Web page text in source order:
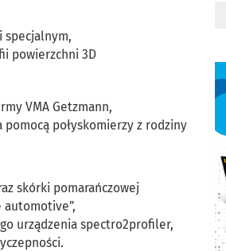
specjalnym,
powierzchni 3D
VMA Getzmann,
połyskomierzy z rodziny
skórki pomarańczowej
automotive”,
urządzenia spectro2profiler,